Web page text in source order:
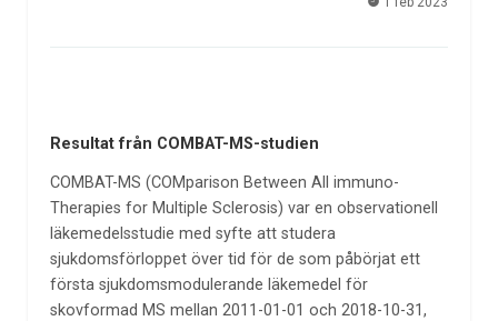
Resultat från COMBAT-MS-studien
COMBAT-MS (COMparison Between All immuno-
Therapies for Multiple Sclerosis) var en observationell
läkemedelsstudie med syfte att studera
sjukdomsförloppet över tid för de som påbörjat ett
första sjukdomsmodulerande läkemedel för
skovformad MS mellan 2011-01-01 och 2018-10-31,